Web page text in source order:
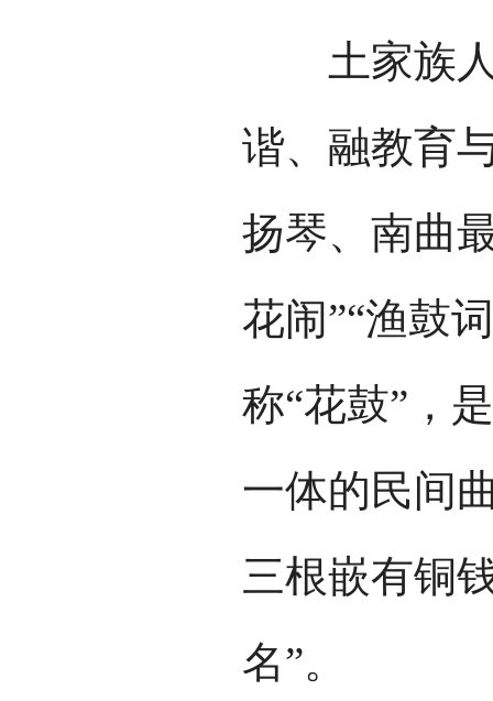
土家族人
谐、融教育
扬琴、南曲
花闹”“渔鼓
称“花鼓”，
一体的民间
三根嵌有铜
名”。